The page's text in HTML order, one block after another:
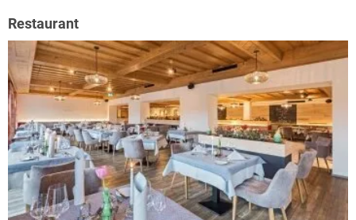
Aktiv im Schwimmbad, relaxt in einer der Saunen oder beim Träumen
in einem der vielseitigen Ruheräume lassen Sie den Alltag hinter sich
und tanken Sie neue Kraft und Energie.
Es erwarten Sie:
Finnische Sauna, BIO-Sauna, Dampfbad, Salzgrotte, Infrarot-Kabine,
Wärmebank, Fußbecken, Schwimmbad, Sternenlichtduschen und
Relaxzonen. Unser MELA-Spa mit sorgsam ausgewählten Kosmetik-
und Massageanwendungen für jedes Bedürfnis rundet das Angebot
ab.
Restaurant